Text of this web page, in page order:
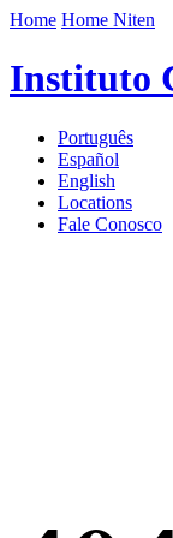
Home Home Niten
Instituto
Português
Español
English
Locations
Fale Conosco